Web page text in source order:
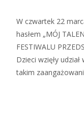
W czwartek 22
hasłem „MÓJ
FESTIWALU
Dzieci wzięły
takim